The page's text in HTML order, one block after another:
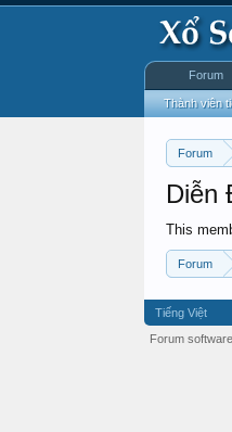
Forum
Diễn
This
Forum
Forum
Thành viên
Tiếng Việt
Forum